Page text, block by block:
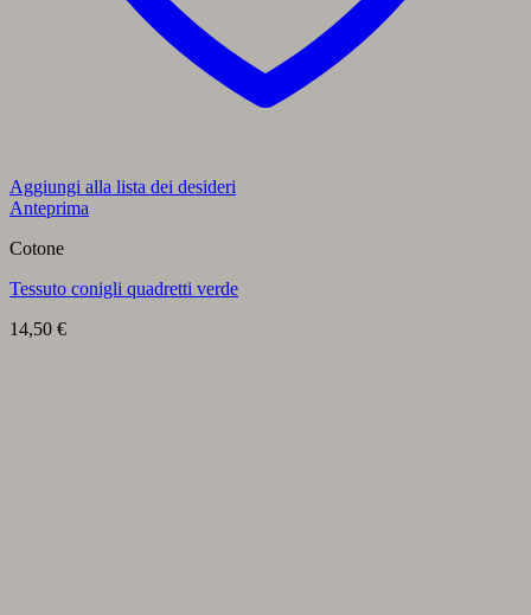
Aggiungi alla lista dei desideri
Anteprima
Cotone
Tessuto conigli quadretti verde
14,50 €